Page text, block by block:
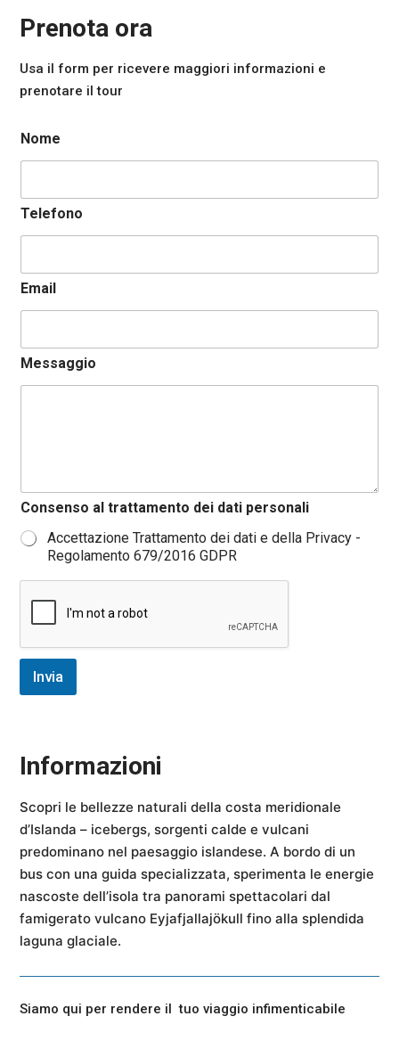
Prenota ora
Usa il form per ricevere maggiori informazioni e
prenotare il tour
Nome
Telefono
Email
Messaggio
*
C
o
n
e
N
o
e
Consenso al trattamento dei dati personali
Accettazione Trattamento dei dati e della Privacy -
Regolamento 679/2016 GDPR
Invia
Informazioni
Scopri le bellezze naturali della costa meridionale
d’Islanda – icebergs, sorgenti calde e vulcani
predominano nel paesaggio islandese. A bordo di un
bus con una guida specializzata, sperimenta le energie
nascoste dell’isola tra panorami spettacolari dal
famigerato vulcano Eyjafjallajökull fino alla splendida
laguna glaciale.
Siamo qui per rendere il tuo viaggio infimenticabile